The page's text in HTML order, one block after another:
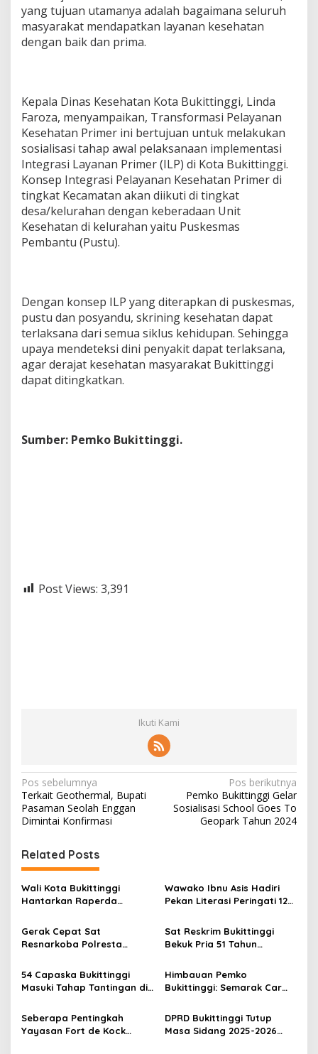
yang tujuan utamanya adalah bagaimana seluruh
masyarakat mendapatkan layanan kesehatan
dengan baik dan prima.
Kepala Dinas Kesehatan Kota Bukittinggi, Linda
Faroza, menyampaikan, Transformasi Pelayanan
Kesehatan Primer ini bertujuan untuk melakukan
sosialisasi tahap awal pelaksanaan implementasi
Integrasi Layanan Primer (ILP) di Kota Bukittinggi.
Konsep Integrasi Pelayanan Kesehatan Primer di
tingkat Kecamatan akan diikuti di tingkat
desa/kelurahan dengan keberadaan Unit
Kesehatan di kelurahan yaitu Puskesmas
Pembantu (Pustu).
Dengan konsep ILP yang diterapkan di puskesmas,
pustu dan posyandu, skrining kesehatan dapat
terlaksana dari semua siklus kehidupan. Sehingga
upaya mendeteksi dini penyakit dapat terlaksana,
agar derajat kesehatan masyarakat Bukittinggi
dapat ditingkatkan.
Sumber: Pemko Bukittinggi.
Post Views: 3,391
Ikuti Kami
N
a
v
i
g
a
s
i
p
s
Pos sebelumnya
Terkait Geothermal, Bupati
Pasaman Seolah Enggan
Dimintai Konfirmasi
Pos berikutnya
Pemko Bukittinggi Gelar
Sosialisasi School Goes To
Geopark Tahun 2024
Related Posts
Wali Kota Bukittinggi
Hantarkan Raperda
Tahun Anggaran 2026
Wawako Ibnu Asis Hadiri
Pekan Literasi Peringati 124
Gerak Cepat Sat
Resnarkoba Polresta
Sabu Berhasil Diamankan
Sat Reskrim Bukittinggi
Bekuk Pria 51 Tahun
Scoopy
54 Capaska Bukittinggi
Masuki Tahap Tantingan di
Himbauan Pemko
Bukittinggi: Semarak Car
HUT ke I Komando Daerah
Militer (KODAM) XX/Tuanku
Imam Bonjol
Seberapa Pentingkah
Yayasan Fort de Kock
DPRD Bukittinggi Tutup
Masa Sidang 2025-2026